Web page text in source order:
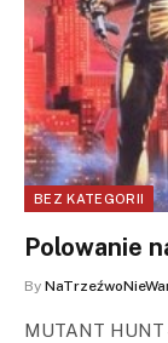
BEZ KATEGORII
Polowanie
By
MUTANT HUNT